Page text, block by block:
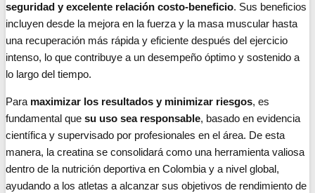
seguridad y excelente relación costo-beneficio. Sus beneficios
incluyen desde la mejora en la fuerza y la masa muscular hasta
una recuperación más rápida y eficiente después del ejercicio
intenso, lo que contribuye a un desempeño óptimo y sostenido a
lo largo del tiempo.
Para maximizar los resultados y minimizar riesgos, es
fundamental que su uso sea responsable, basado en evidencia
científica y supervisado por profesionales en el área. De esta
manera, la creatina se consolidará como una herramienta valiosa
dentro de la nutrición deportiva en Colombia y a nivel global,
ayudando a los atletas a alcanzar sus objetivos de rendimiento de